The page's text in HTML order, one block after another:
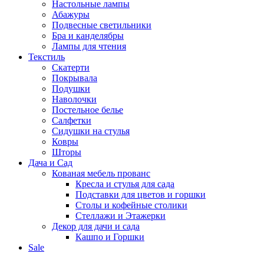
Настольные лампы
Абажуры
Подвесные светильники
Бра и канделябры
Лампы для чтения
Текстиль
Скатерти
Покрывала
Подушки
Наволочки
Постельное белье
Салфетки
Сидушки на стулья
Ковры
Шторы
Дача и Сад
Кованая мебель прованс
Кресла и стулья для сада
Подставки для цветов и горшки
Столы и кофейные столики
Стеллажи и Этажерки
Декор для дачи и сада
Кашпо и Горшки
Sale